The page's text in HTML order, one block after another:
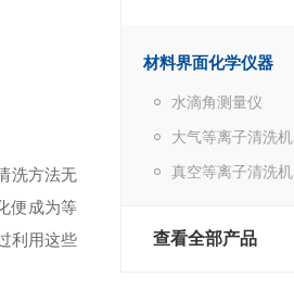
材料界面化学仪器
水滴角测量仪
大气等离子清洗机
真空等离子清洗机
查看全部产品
洗方法无
便成为等
利用这些